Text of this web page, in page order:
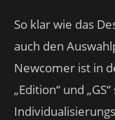
So klar wie das
auch den
Newcomer ist in
„Edition“ und